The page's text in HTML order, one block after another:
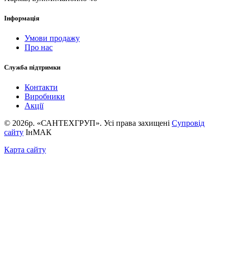
Інформація
Умови продажу
Про нас
Служба підтримки
Контакти
Виробники
Акції
© 2026р. «САНТЕХГРУП». Усі права захищені Супровід
сайту ІнМАК
Карта сайту